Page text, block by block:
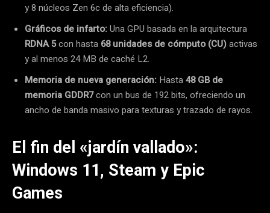
y 8 núcleos Zen 6c de alta eficiencia).
Gráficos de infarto:Una GPU basada en la arquitectura
RDNA 5con hasta 68 unidades de cómputo (CU)activas
y al menos 24 MB de caché L2.
Memoria de nueva generación: Hasta48 GB de
memoria GDDR7con un bus de 192 bits, ofreciendo un
ancho de banda masivo para texturas y trazado de rayos.
El fin del «jardín vallado»:
Windows 11, Steam y Epic
Games